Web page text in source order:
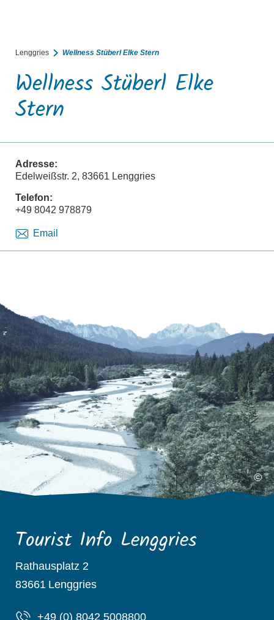
Lenggries Wellness Stüberl Elke Stern
Wellness Stüberl Elke
Stern
Adresse:
Edelweißstr. 2, 83661 Lenggries
Telefon:
+49 8042 978879
Email
©
Tourist Info Lenggries
Rathausplatz 2
83661 Lenggries
+49 (0) 8042 5008800